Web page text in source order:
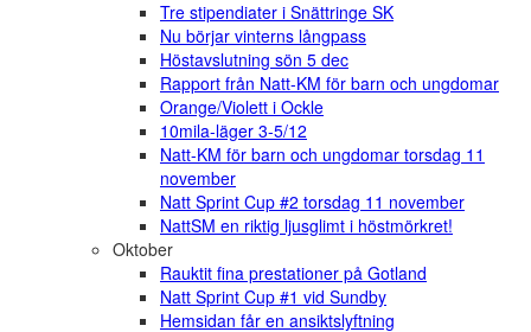
Tre stipendiater i Snättringe SK
Nu börjar vinterns långpass
Höstavslutning sön 5 dec
Rapport från Natt-KM för barn och ungdomar
Orange/Violett i Ockle
10mila-läger 3-5/12
Natt-KM för barn och ungdomar torsdag 11
november
Natt Sprint Cup #2 torsdag 11 november
NattSM en riktig ljusglimt i höstmörkret!
Oktober
Rauktit fina prestationer på Gotland
Natt Sprint Cup #1 vid Sundby
Hemsidan får en ansiktslyftning